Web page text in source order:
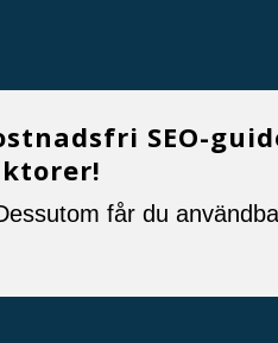
SEO-
får du